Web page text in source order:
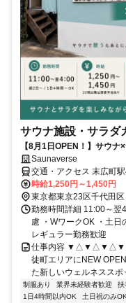
サウナ施設・サラダ
【8月1日OPEN！】サウ
Saunaverse
交通・アクセス 末広町
時給1,250円～1,450円
東京都東京23区千代田区
勤務時間詳細 11:00～翌
慮 ・WワークOK ・土日
レギュラー勤務歓迎
仕事内容
徒町エリアにNEW
た新しいウェルネススポ
制服あり 業界未経験者歓迎 扶
1日4時間以内OK
土日祝のみOK